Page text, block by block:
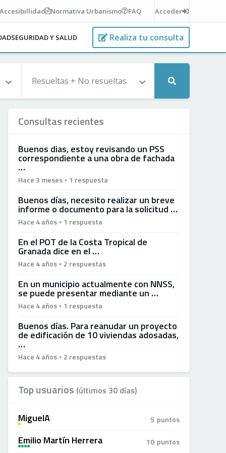
Accesibillidad Normativa Urbanismo FAQ Acceder
SEGURIDAD Y SALUD Realiza tu consulta
Consultas recientes
Buenos dias, estoy revisando un PSS
correspondiente a una obra de fachada
…
Hace 3 meses 1 respuesta
Buenos días, necesito realizar un breve
informe o documento para la solicitud …
Hace 4 años 1 respuesta
En el POT de la Costa Tropical de
Granada dice en el …
Hace 4 años 2 respuestas
En un municipio actualmente con NNSS,
se puede presentar mediante un …
Hace 4 años 1 respuesta
Buenos días. Para reanudar un proyecto
de edificación de 10 viviendas adosadas,
…
Hace 4 años 2 respuestas
Top usuarios (últimos 30 días)
MiguelA
A 5 puntos
Emilio Martín Herrera
A+++ 10 puntos